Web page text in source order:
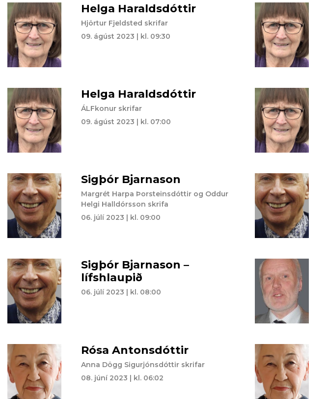
Helga Haraldsdóttir
Hjörtur Fjeldsted skrifar
09. ágúst 2023 | kl. 09:30
Helga Haraldsdóttir
ÁLFkonur skrifar
09. ágúst 2023 | kl. 07:00
Sigþór Bjarnason
Margrét Harpa Þorsteinsdóttir og Oddur
Helgi Halldórsson skrifa
06. júlí 2023 | kl. 09:00
Sigþór Bjarnason –
lífshlaupið
06. júlí 2023 | kl. 08:00
Rósa Antonsdóttir
Anna Dögg Sigurjónsdóttir skrifar
08. júní 2023 | kl. 06:02